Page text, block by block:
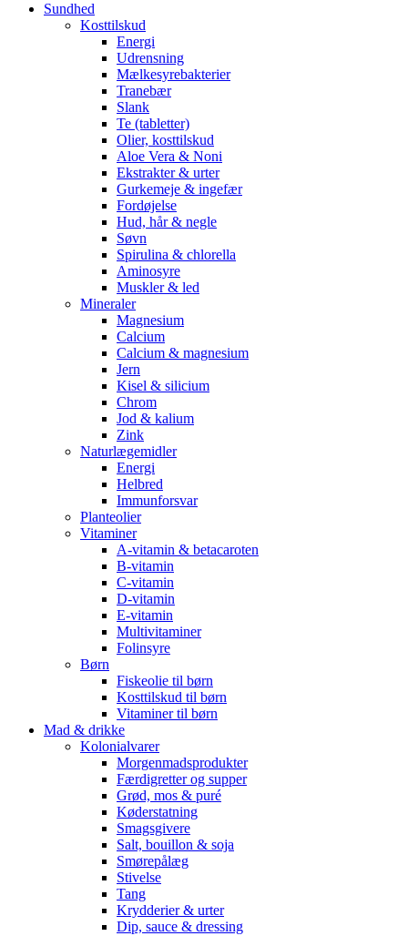
Sundhed
Kosttilskud
Energi
Udrensning
Mælkesyrebakterier
Tranebær
Slank
Te (tabletter)
Olier, kosttilskud
Aloe Vera & Noni
Ekstrakter & urter
Gurkemeje & ingefær
Fordøjelse
Hud, hår & negle
Søvn
Spirulina & chlorella
Aminosyre
Muskler & led
Mineraler
Magnesium
Calcium
Calcium & magnesium
Jern
Kisel & silicium
Chrom
Jod & kalium
Zink
Naturlægemidler
Energi
Helbred
Immunforsvar
Planteolier
Vitaminer
A-vitamin & betacaroten
B-vitamin
C-vitamin
D-vitamin
E-vitamin
Multivitaminer
Folinsyre
Børn
Fiskeolie til børn
Kosttilskud til børn
Vitaminer til børn
Mad & drikke
Kolonialvarer
Morgenmadsprodukter
Færdigretter og supper
Grød, mos & puré
Køderstatning
Smagsgivere
Salt, bouillon & soja
Smørepålæg
Stivelse
Tang
Krydderier & urter
Dip, sauce & dressing